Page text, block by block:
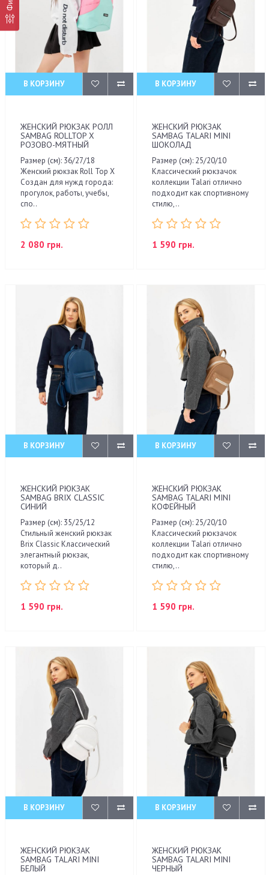
В КОРЗИНУ
ЖЕНСКИЙ РЮКЗАК РОЛЛ
SAMBAG ROLLTOP X
РОЗОВО-МЯТНЫЙ
Размер (см): 36/27/18
Женский рюкзак Roll Top X
Создан для нужд города:
прогулок, работы, учебы,
спо..
2 080 грн.
В КОРЗИНУ
ЖЕНСКИЙ РЮКЗАК
SAMBAG TALARI MINI
ШОКОЛАД
Размер (см): 25/20/10
Классический рюкзачок
коллекции Talari отлично
подходит как спортивному
стилю,..
1 590 грн.
В КОРЗИНУ
ЖЕНСКИЙ РЮКЗАК
SAMBAG BRIX CLASSIC
СИНИЙ
Размер (см): 35/25/12
Стильный женский рюкзак
Brix Classic Классический
элегантный рюкзак,
который д..
1 590 грн.
В КОРЗИНУ
ЖЕНСКИЙ РЮКЗАК
SAMBAG TALARI MINI
КОФЕЙНЫЙ
Размер (см): 25/20/10
Классический рюкзачок
коллекции Talari отлично
подходит как спортивному
стилю,..
1 590 грн.
В КОРЗИНУ
ЖЕНСКИЙ РЮКЗАК
SAMBAG TALARI MINI
БЕЛЫЙ
В КОРЗИНУ
ЖЕНСКИЙ РЮКЗАК
SAMBAG TALARI MINI
ЧЕРНЫЙ